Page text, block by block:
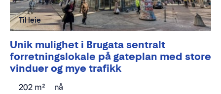
Unik mulighet i Brugata sentralt
forretningslokale på gateplan med store
vinduer og mye trafikk
202 m² nå
Til leie